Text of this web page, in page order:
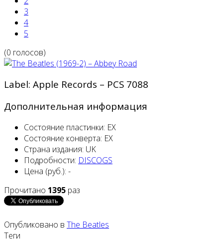
3
4
5
(0 голосов)
Label: Apple Records ‎– PCS 7088
Дополнительная информация
Состояние пластинки: EX
Состояние конверта: EX
Страна издания: UK
Подробности: DISCOGS
Цена (руб.): -
Прочитано 1395 раз
Опубликовано в The Beatles
Теги